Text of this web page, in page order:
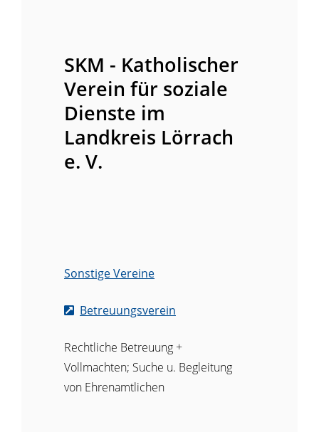
SKM - Katholischer
Verein für soziale
Dienste im
Landkreis Lörrach
e. V.
Betreuungsverein
Rechtliche Betreuung +
Vollmachten; Suche u. Begleitung
von Ehrenamtlichen
Sonstige Vereine